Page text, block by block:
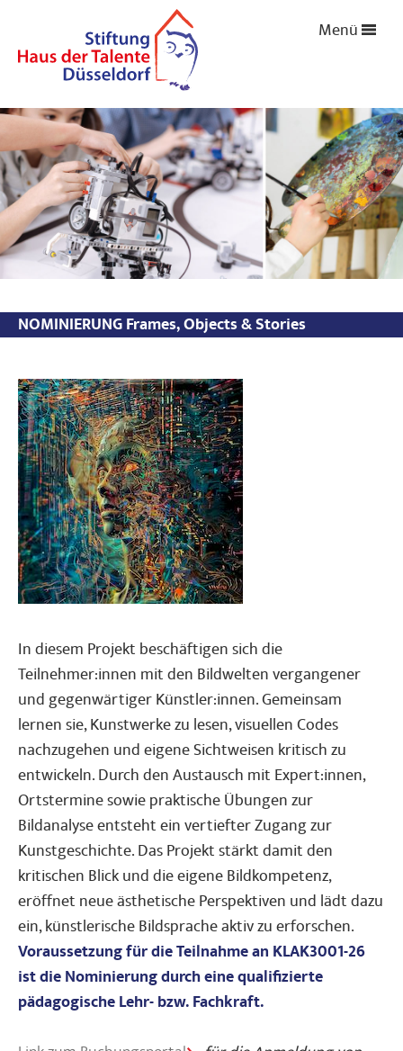
Menü
NOMINIERUNG Frames, Objects & Stories
In diesem Projekt beschäftigen sich die
Teilnehmer:innen mit den Bildwelten vergangener
und gegenwärtiger Künstler:innen. Gemeinsam
lernen sie, Kunstwerke zu lesen, visuellen Codes
nachzugehen und eigene Sichtweisen kritisch zu
entwickeln. Durch den Austausch mit Expert:innen,
Ortstermine sowie praktische Übungen zur
Bildanalyse entsteht ein vertiefter Zugang zur
Kunstgeschichte. Das Projekt stärkt damit den
kritischen Blick und die eigene Bildkompetenz,
eröffnet neue ästhetische Perspektiven und lädt dazu
ein, künstlerische Bildsprache aktiv zu erforschen.
Voraussetzung für die Teilnahme an KLAK3001-26
ist die Nominierung durch eine qualifizierte
pädagogische Lehr- bzw. Fachkraft.